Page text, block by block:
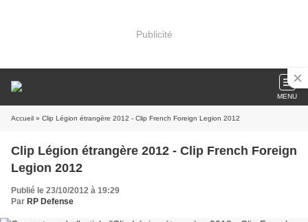
Publicité
MENU
Accueil » Clip Légion étrangère 2012 - Clip French Foreign Legion 2012
Clip Légion étrangère 2012 - Clip French Foreign
Legion 2012
Publié le 23/10/2012 à 19:29
Par RP Defense